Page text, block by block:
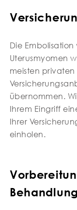
Die Embolisation
Uterusmyomen
meisten privaten
übernommen.
Ihrem Eingriff
Ihrer
einholen.
Behandlung